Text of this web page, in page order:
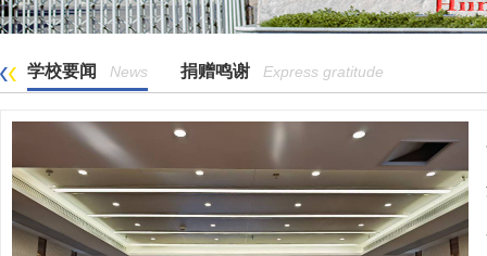
学校要闻 News 捐赠鸣谢 Express gratitude